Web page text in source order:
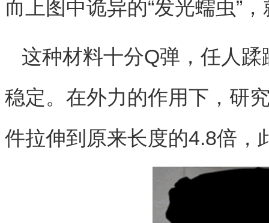
而上图中诡异的“发光蠕虫”
这种材料十分Q弹，任人
稳定。在外力的作用下，研
件拉伸到原来长度的4.8倍，